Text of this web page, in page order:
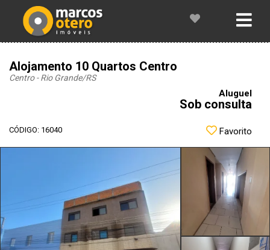
Alojamento 10 Quartos Centro
Centro - Rio Grande/RS
Aluguel
Sob consulta
CÓDIGO: 16040 Favorito